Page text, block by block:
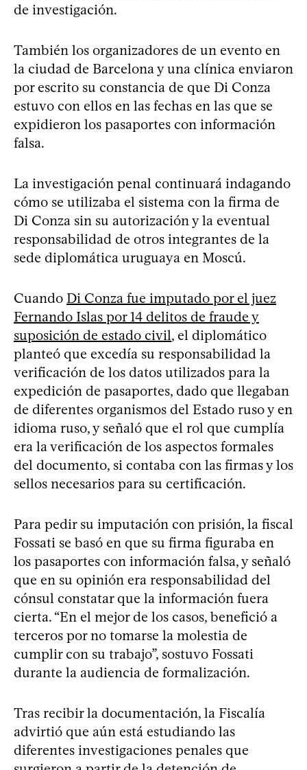
de investigación.
También los organizadores de un evento en
la ciudad de Barcelona y una clínica enviaron
por escrito su constancia de que Di Conza
estuvo con ellos en las fechas en las que se
expidieron los pasaportes con información
falsa.
La investigación penal continuará indagando
cómo se utilizaba el sistema con la firma de
Di Conza sin su autorización y la eventual
responsabilidad de otros integrantes de la
sede diplomática uruguaya en Moscú.
Cuando Di Conza fue imputado por el juez
Fernando Islas por 14 delitos de fraude y
suposición de estado civil, el diplomático
planteó que excedía su responsabilidad la
verificación de los datos utilizados para la
expedición de pasaportes, dado que llegaban
de diferentes organismos del Estado ruso y en
idioma ruso, y señaló que el rol que cumplía
era la verificación de los aspectos formales
del documento, si contaba con las firmas y los
sellos necesarios para su certificación.
Para pedir su imputación con prisión, la fiscal
Fossati se basó en que su firma figuraba en
los pasaportes con información falsa, y señaló
que en su opinión era responsabilidad del
cónsul constatar que la información fuera
cierta. “En el mejor de los casos, benefició a
terceros por no tomarse la molestia de
cumplir con su trabajo”, sostuvo Fossati
durante la audiencia de formalización.
Tras recibir la documentación, la Fiscalía
advirtió que aún está estudiando las
diferentes investigaciones penales que